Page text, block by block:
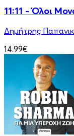
11:11 - Όλοι
Δημήτρης
14.99€